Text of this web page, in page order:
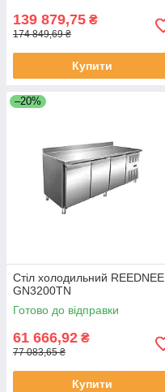
139 879,75 ₴
174 849,69 ₴
Купити
–20%
Стіл холодильний REEDNEE
GN3200TN
Готово до відправки
61 666,92 ₴
77 083,65 ₴
Купити